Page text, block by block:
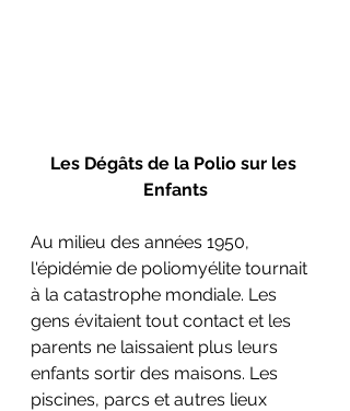
Les Dégâts de la Polio sur les
Enfants
Au milieu des années 1950,
l'épidémie de poliomyélite tournait
à la catastrophe mondiale. Les
gens évitaient tout contact et les
parents ne laissaient plus leurs
enfants sortir des maisons. Les
piscines, parcs et autres lieux